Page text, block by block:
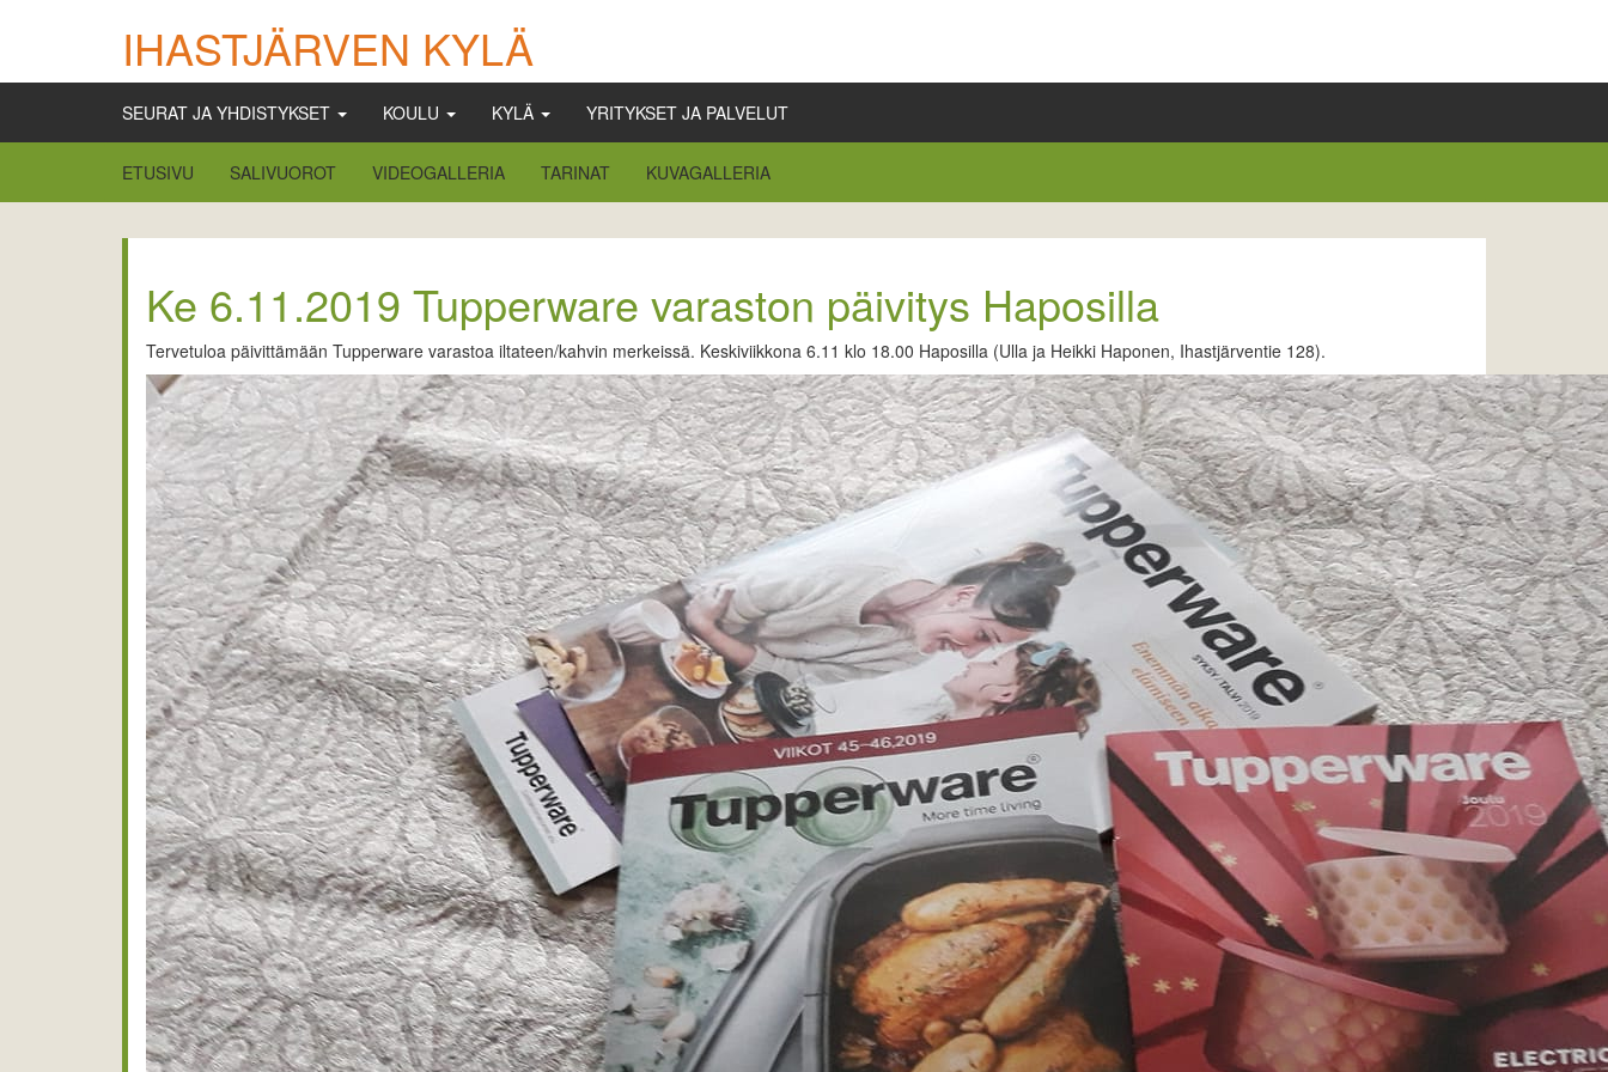
IHASTJÄRVEN KYLÄ
SEURAT JA YHDISTYKSET KOULU KYLÄ YRITYKSET JA PALVELUT
ETUSIVU SALIVUOROT VIDEOGALLERIA TARINAT KUVAGALLERIA
Ke 6.11.2019 Tupperware varaston päivitys Haposilla
Tervetuloa päivittämään Tupperware varastoa iltateen/kahvin merkeissä. Keskiviikkona 6.11 klo 18.00 Haposilla (Ulla ja Heikki Haponen, Ihastjärventie 128).